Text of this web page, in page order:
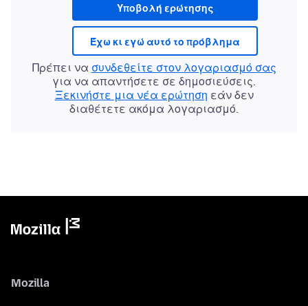
Υποβολή ερώτησης
Έχω κι εγώ αυτό το πρόβλημα
Πρέπει να συνδεθείτε στον λογαριασμό σας
για να απαντήσετε σε δημοσιεύσεις.
Ξεκινήστε μια νέα ερώτηση εάν δεν
διαθέτετε ακόμα λογαριασμό.
Mozilla